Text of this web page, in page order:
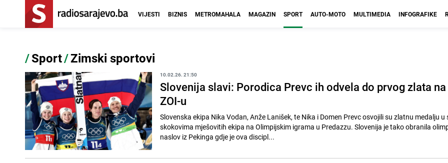
VIJESTI BIZNIS METROMAHALA MAGAZIN SPORT AUTO-MOTO MULTIMEDIA INFOGRAFIKE
/Sport/Zimski sportovi
10.02.26. 21:50
Slovenija slavi: Porodica Prevc ih odvela do prvog zlata na
ZOI-u
Slovenska ekipa Nika Vodan, Anže Lanišek, te Nika i Domen Prevc osvojili su zlatnu medalju u
skokovima mješovitih ekipa na Olimpijskim igrama u Predazzu. Slovenija je tako obranila
naslov iz Pekinga gdje je ova discipl...